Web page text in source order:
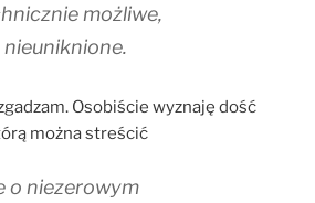
możliwe,
Osobiście wyznaję dość
można streścić
o niezerowym